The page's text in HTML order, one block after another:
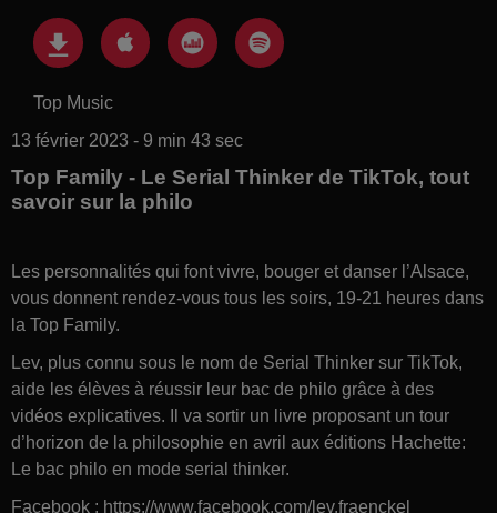
Top Music
13 février 2023 - 9 min 43 sec
Top Family - Le Serial Thinker de TikTok, tout
savoir sur la philo
Les personnalités qui font vivre, bouger et danser l’Alsace,
vous donnent rendez-vous tous les soirs, 19-21 heures dans
la Top Family.
Lev, plus connu sous le nom de Serial Thinker sur TikTok,
aide les élèves à réussir leur bac de philo grâce à des
vidéos explicatives. Il va sortir un livre proposant un tour
d’horizon de la philosophie en avril aux éditions Hachette:
Le bac philo en mode serial thinker.
Facebook : https://www.facebook.com/lev.fraenckel